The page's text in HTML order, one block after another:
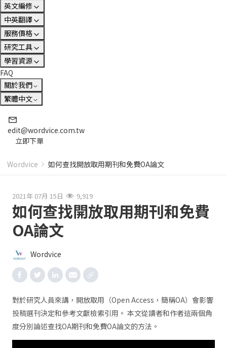
英文編修
中英翻譯
服務價格
研究工具
學習資源
FAQ
關於我們
繁體中文
edit@wordvice.com.tw
立即下單
Wordvice 如何查找開放取用期刊和免費OA論文
2021年 07月 15日 9,919
如何查找開放取用期刊和免費
OA論文
Wordvice
對於研究人員來講，開放取用（Open Access，簡稱OA）會影響
投稿選刊決定和參考文獻檢索引用。 本文從讀者和作者這兩個角
度分別論述查找OA期刊和免費OA論文的方法。